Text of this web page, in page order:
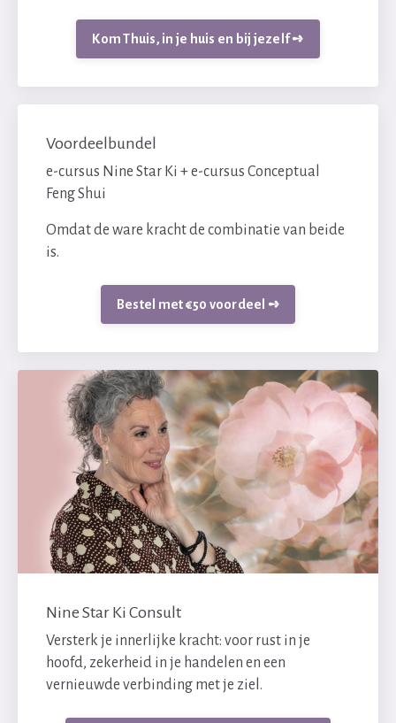
Kom Thuis, in je huis en bij jezelf ➺
Voordeelbundel
e-cursus Nine Star Ki + e-cursus Conceptual
Feng Shui
Omdat de ware kracht de combinatie van beide
is.
Bestel met €50 voordeel ➺
Nine Star Ki Consult
Versterk je innerlijke kracht: voor rust in je
hoofd, zekerheid in je handelen en een
vernieuwde verbinding met je ziel.